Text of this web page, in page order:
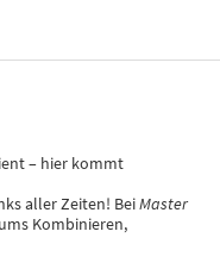
– hier kommt
aller Zeiten! BeiMaster
Kombinieren,